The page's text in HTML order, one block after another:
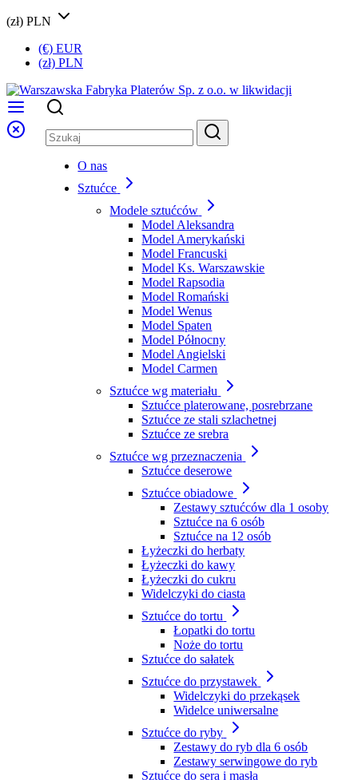
(zł) PLN
(€) EUR
(zł) PLN
O nas
Sztućce
Modele sztućców
Model Aleksandra
Model Amerykański
Model Francuski
Model Ks. Warszawskie
Model Rapsodia
Model Romański
Model Wenus
Model Spaten
Model Północny
Model Angielski
Model Carmen
Sztućce wg materiału
Sztućce platerowane, posrebrzane
Sztućce ze stali szlachetnej
Sztućce ze srebra
Sztućce wg przeznaczenia
Sztućce deserowe
Sztućce obiadowe
Zestawy sztućców dla 1 osoby
Sztućce na 6 osób
Sztućce na 12 osób
Łyżeczki do herbaty
Łyżeczki do kawy
Łyżeczki do cukru
Widelczyki do ciasta
Sztućce do tortu
Łopatki do tortu
Noże do tortu
Sztućce do sałatek
Sztućce do przystawek
Widelczyki do przekąsek
Widelce uniwersalne
Sztućce do ryby
Zestawy do ryb dla 6 osób
Zestawy serwingowe do ryb
Sztućce do sera i masła